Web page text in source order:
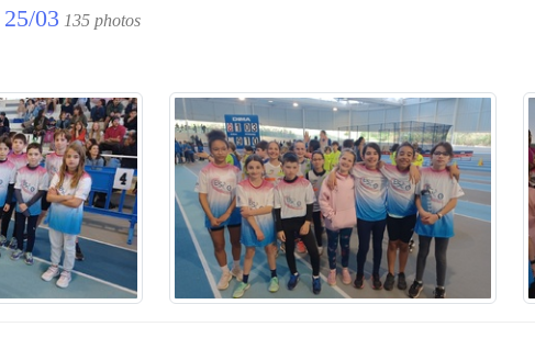
03 135 photos